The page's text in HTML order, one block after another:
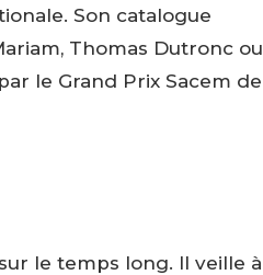
Son catalogue
Thomas Dutronc ou
le Grand Prix Sacem de
le temps long. Il veille à